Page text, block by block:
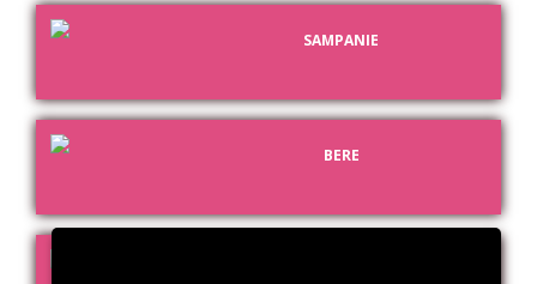
SAMPANIE
BERE